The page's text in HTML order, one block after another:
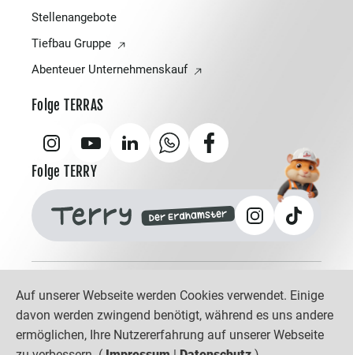
Auf unserer Webseite werden Cookies verwendet. Einige
davon werden zwingend benötigt, während es uns andere
ermöglichen, Ihre Nutzererfahrung auf unserer Webseite
Stellenangebote
Tiefbau Gruppe
Abenteuer Unternehmenskauf
Folge TERRAS
Folge TERRY
Tiefbau Gruppe Impressum Datenschutz
©2026 Terras Holding GmbH · Bahnhofsplatz 6 ·
56410 Montabaur